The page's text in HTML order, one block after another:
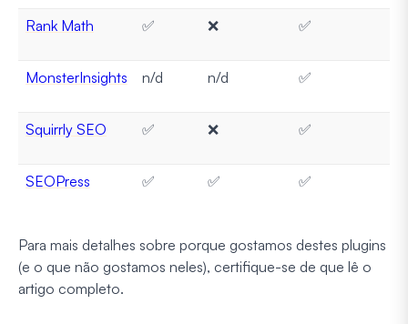
Rank Math ✅ ❌ ✅
MonsterInsights n/d n/d ✅
Squirrly SEO ✅ ❌ ✅
SEOPress ✅ ✅ ✅
Para mais detalhes sobre porque gostamos destes plugins
(e o que não gostamos neles), certifique-se de que lê o
artigo completo.